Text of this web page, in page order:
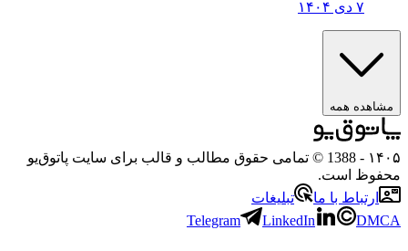
۷ دی ۱۴۰۴
مشاهده همه
۱۴۰۵
- 1388 © تمامی حقوق مطالب و قالب برای سایت پاتوق‌یو
محفوظ است.
ارتباط با ما
تبلیغات
Telegram
LinkedIn DMCA